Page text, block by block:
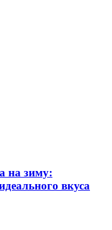
на зиму:
вкуса